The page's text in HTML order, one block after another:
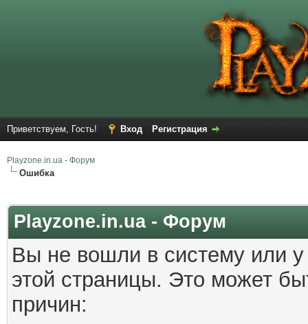
Приветствуем, Гость! Вход Регистрация
Playzone.in.ua - Форум
Ошибка
Playzone.in.ua - Форум
Вы не вошли в систему или
этой страницы. Это может
причин: